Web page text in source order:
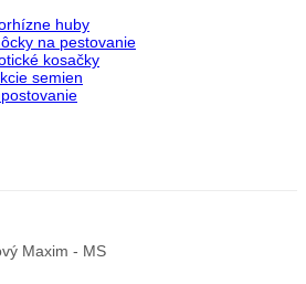
huby
na pestovanie
kosačky
semien
Maxim - MS